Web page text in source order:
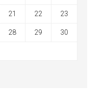
21 22 23
28 29 30